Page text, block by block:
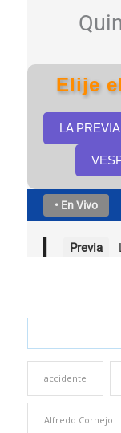
accidente
Alfredo Cornejo